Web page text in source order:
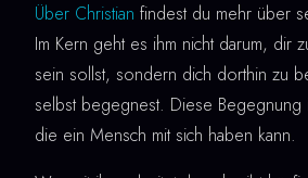
Über Christian findest du mehr über
Im Kern geht es ihm nicht darum, dir
sein sollst, sondern dich dorthin zu
selbst begegnest. Diese Begegnung
die ein Mensch mit sich haben kann.